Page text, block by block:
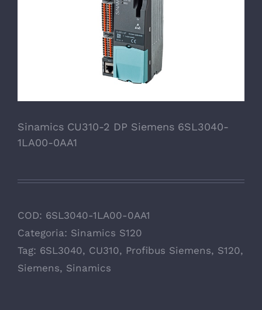
Sinamics CU310-2 DP Siemens 6SL3040-
1LA00-0AA1
COD: 6SL3040-1LA00-0AA1
Categoria: Sinamics S120
Tag: 6SL3040, CU310, Profibus Siemens, S120,
Siemens, Sinamics